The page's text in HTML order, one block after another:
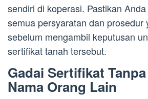
sendiri di koperasi. Pastikan
semua persyaratan dan prosedur
sebelum mengambil keputusan
sertifikat tanah tersebut.
Gadai Sertifikat
Nama Orang Lain